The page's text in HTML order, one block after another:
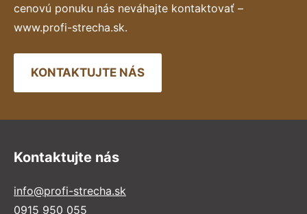
cenovú ponuku nás neváhajte kontaktovať –
www.profi-strecha.sk.
KONTAKTUJTE NÁS
Kontaktujte nás
info@profi-strecha.sk
0915 950 055